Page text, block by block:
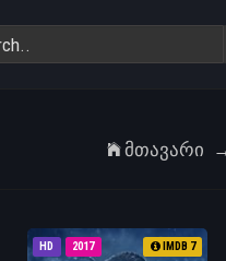
Მთავარი
HD 2017 IMDB 7